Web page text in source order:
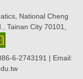
National Cheng
Tainan City 70101,
6-2743191 | Email: